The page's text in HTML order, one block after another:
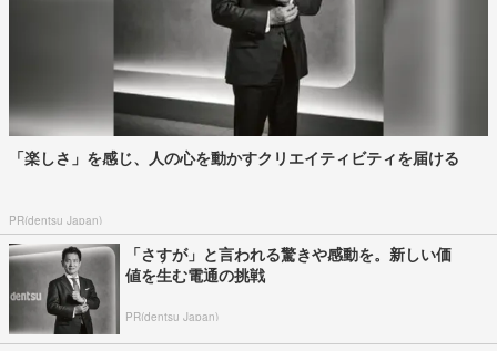
「楽しさ」を感じ、人の心を動かすクリエイティビティを届ける
PR(dentsu Japan)
「さすが」と言われる驚きや感動を。新しい価
値を生む電通の挑戦
PR(dentsu Japan)